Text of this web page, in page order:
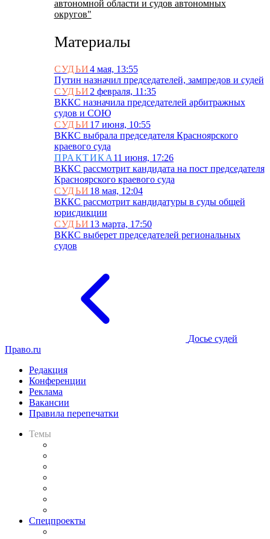
автономной области и судов автономных
округов"
Материалы
СУДЬИ4 мая, 13:55
Путин назначил председателей, зампредов и судей
СУДЬИ 2 февраля, 11:35
ВККС назначила председателей арбитражных
судов и СОЮ
СУДЬИ 17 июня, 10:55
ВККС выбрала председателя Красноярского
краевого суда
ПРАКТИКА 11 июня, 17:26
ВККС рассмотрит кандидата на пост председателя
Красноярского краевого суда
СУДЬИ 18 мая, 12:04
ВККС рассмотрит кандидатуры в суды общей
юрисдикции
СУДЬИ 13 марта, 17:50
ВККС выберет председателей региональных
судов
Досье судей
Право.ru
Редакция
Конференции
Реклама
Вакансии
Правила перепечатки
Темы
Спецпроекты